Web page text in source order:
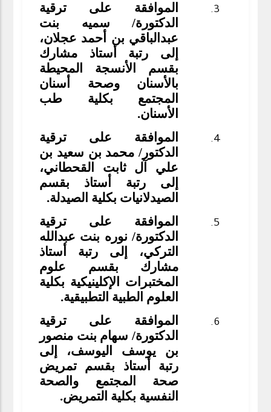
الموافقة على ترقية
الدكتورة/ سميه بنت
عبدالباقي بن أحمد عجلان،
إلى رتبة أستاذ مشارك
بقسم الأنسجة المحيطة
بالأسنان وصحة أسنان
المجتمع بكلية طب
الأسنان.
الموافقة على ترقية
الدكتور/ محمد بن سعيد بن
علي آل ثابت القحطاني،
إلى رتبة أستاذ بقسم
الصيدلانيات بكلية الصيدلة.
الموافقة على ترقية
الدكتورة/ نوره بنت عبدالله
التركي، إلى رتبة أستاذ
مشارك بقسم علوم
المختبرات الإكلينيكية بكلية
العلوم الطبية التطبيقية.
الموافقة على ترقية
الدكتورة/ سهام بنت منصور
بن يوسف اليوسف، إلى
رتبة أستاذ بقسم تمريض
صحة المجتمع والصحة
النفسية بكلية التمريض.